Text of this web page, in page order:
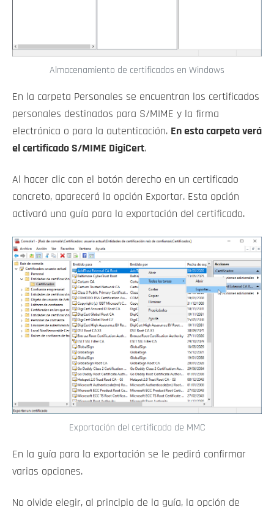
Almacenamiento de certificados en Windows
En la carpeta Personales se encuentran los certificados
personales destinados para S/MIME y la firma
electrónica o para la autenticación. En esta carpeta verá
el certificado S/MIME DigiCert.
Al hacer clic con el botón derecho en un certificado
concreto, aparecerá la opción Exportar. Esta opción
activará una guía para la exportación del certificado.
Exportación del certificado de MMC
En la guía para la exportación se le pedirá confirmar
varias opciones.
No olvide elegir, al principio de la guía, la opción de